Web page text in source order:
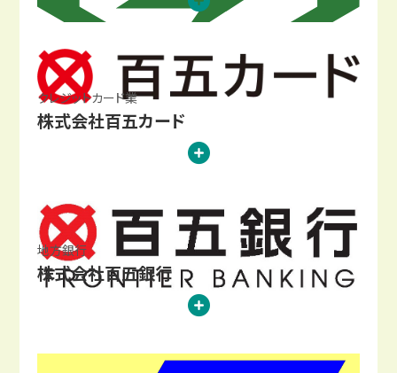
クレジットカード業
株式会社百五カード
地方銀行
株式会社百五銀行